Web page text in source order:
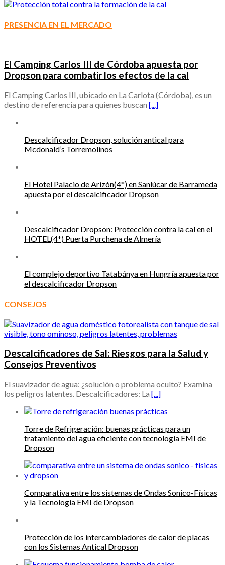
PRESENCIA EN EL MERCADO
El Camping Carlos III de Córdoba apuesta por
Dropson para combatir los efectos de la cal
El Camping Carlos III, ubicado en La Carlota (Córdoba), es un
destino de referencia para quienes buscan [...]
Descalcificador Dropson, solución antical para
Mcdonald’s Torremolinos
El Hotel Palacio de Arizón(4*) en Sanlúcar de Barrameda
apuesta por el descalcificador Dropson
Descalcificador Dropson: Protección contra la cal en el
HOTEL(4*) Puerta Purchena de Almería
El complejo deportivo Tatabánya en Hungría apuesta por
el descalcificador Dropson
CONSEJOS
Descalcificadores de Sal: Riesgos para la Salud y
Consejos Preventivos
El suavizador de agua: ¿solución o problema oculto? Examina
los peligros latentes. Descalcificadores: La [...]
Torre de Refrigeración: buenas prácticas para un
tratamiento del agua eficiente con tecnología EMI de
Dropson
Comparativa entre los sistemas de Ondas Sonico-Físicas
y la Tecnología EMI de Dropson
Protección de los intercambiadores de calor de placas
con los Sistemas Antical Dropson